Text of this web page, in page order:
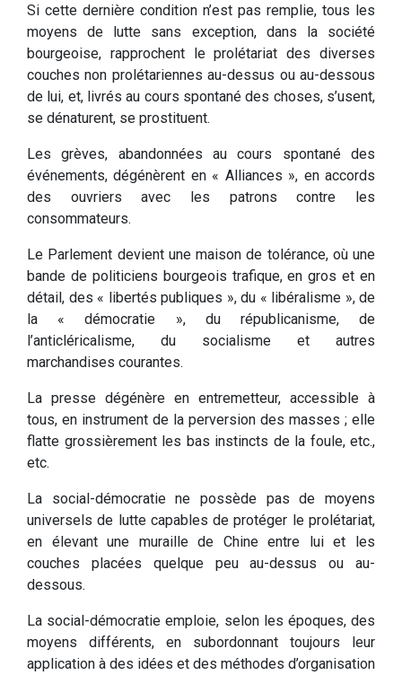
Si cette dernière condition n’est pas remplie, tous les
moyens de lutte sans exception, dans la société
bourgeoise, rapprochent le prolétariat des diverses
couches non prolétariennes au-dessus ou au-dessous
de lui, et, livrés au cours spontané des choses, s’usent,
se dénaturent, se prostituent.
Les grèves, abandonnées au cours spontané des
événements, dégénèrent en « Alliances », en accords
des ouvriers avec les patrons contre les
consommateurs.
Le Parlement devient une maison de tolérance, où une
bande de politiciens bourgeois trafique, en gros et en
détail, des « libertés publiques », du « libéralisme », de
la « démocratie », du républicanisme, de
l’anticléricalisme, du socialisme et autres
marchandises courantes.
La presse dégénère en entremetteur, accessible à
tous, en instrument de la perversion des masses ; elle
flatte grossièrement les bas instincts de la foule, etc.,
etc.
La social-démocratie ne possède pas de moyens
universels de lutte capables de protéger le prolétariat,
en élevant une muraille de Chine entre lui et les
couches placées quelque peu au-dessus ou au-
dessous.
La social-démocratie emploie, selon les époques, des
moyens différents, en subordonnant toujours leur
application à des idées et des méthodes d’organisation